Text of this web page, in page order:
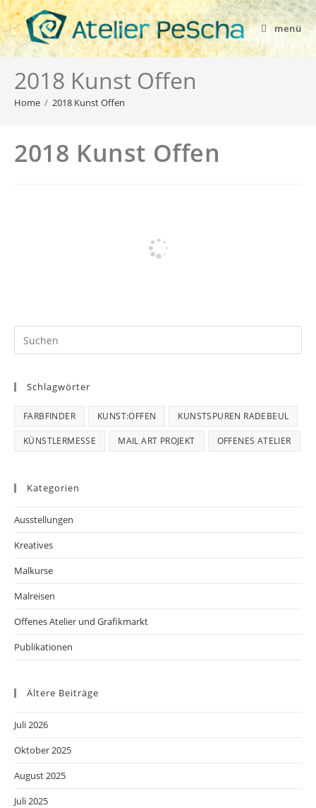
menü
2018 Kunst Offen
Home / 2018 Kunst Offen
2018 Kunst Offen
Schlagwörter
FARBFINDER KUNST:OFFEN KUNSTSPUREN RADEBEUL
KÜNSTLERMESSE MAIL ART PROJEKT OFFENES ATELIER
Kategorien
Ausstellungen
Kreatives
Malkurse
Malreisen
Offenes Atelier und Grafikmarkt
Publikationen
Ältere Beiträge
Juli 2026
Oktober 2025
August 2025
Juli 2025